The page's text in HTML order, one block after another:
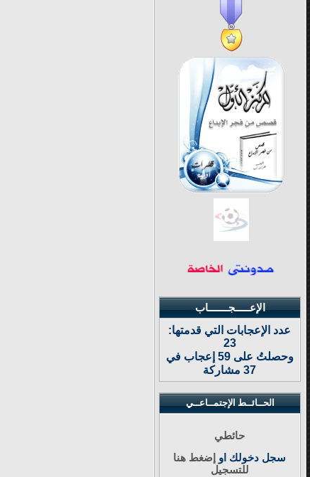
الإعـــــجـــــــاب
عدد الإعجابات التي قدمتها:
23
وحصلتُ على 59 إعجاب في
37 مشاركة
الحــائــط الإجتمــاعــي
حائطي
سجل دخولك او إضغط هنا
للتسجيل